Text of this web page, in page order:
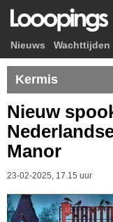
Nieuws Wachttijden
Kermis
Nieuw
Manor
23-02-2025, 17.15 uur